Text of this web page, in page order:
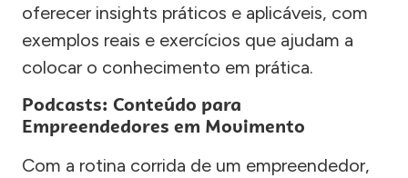
oferecer insights práticos e aplicáveis, com
exemplos reais e exercícios que ajudam a
colocar o conhecimento em prática.
Podcasts: Conteúdo para
Empreendedores em Movimento
Com a rotina corrida de um empreendedor,